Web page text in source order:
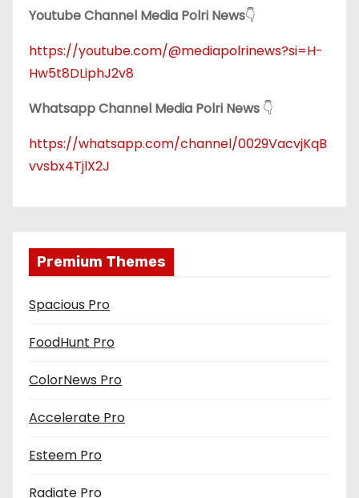
Youtube Channel Media Polri News👇
https://youtube.com/@mediapolrinews?si=H-
Hw5t8DLiphJ2v8
Whatsapp Channel Media Polri News 👇
https://whatsapp.com/channel/0029VacvjKqB
vvsbx4TjlX2J
Premium Themes
Spacious Pro
FoodHunt Pro
ColorNews Pro
Accelerate Pro
Esteem Pro
Radiate Pro